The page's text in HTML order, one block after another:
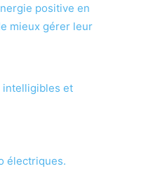
positive en
mieux gérer leur
intelligibles et
électriques.